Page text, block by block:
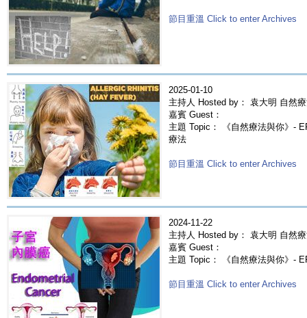
節目重溫 Click to enter Archives
2025-01-10
主持人 Hosted by： 袁大明 自然
嘉賓 Guest：
主題 Topic： 《自然療法與你》-
療法
節目重溫 Click to enter Archives
2024-11-22
主持人 Hosted by： 袁大明 自然
嘉賓 Guest：
主題 Topic： 《自然療法與你》-
節目重溫 Click to enter Archives